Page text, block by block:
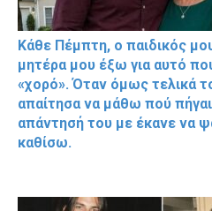
Κάθε Πέμπτη, ο παιδικός
μητέρα μου έξω για αυτό
«χορό». Όταν όμως τελικά
απαίτησα να μάθω πού
απάντησή του με έκανε να
καθίσω.